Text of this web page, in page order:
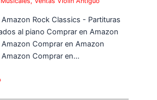
Rock Classics - Partituras
al piano Comprar en Amazon
Comprar en Amazon
Amazon Comprar en…